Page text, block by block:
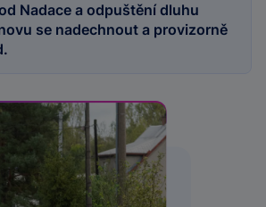
Nadace a odpuštění dluhu
se nadechnout a provizorně